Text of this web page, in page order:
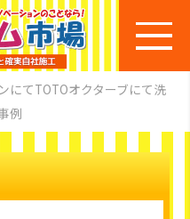
にてTOTOオクターブにて洗
例